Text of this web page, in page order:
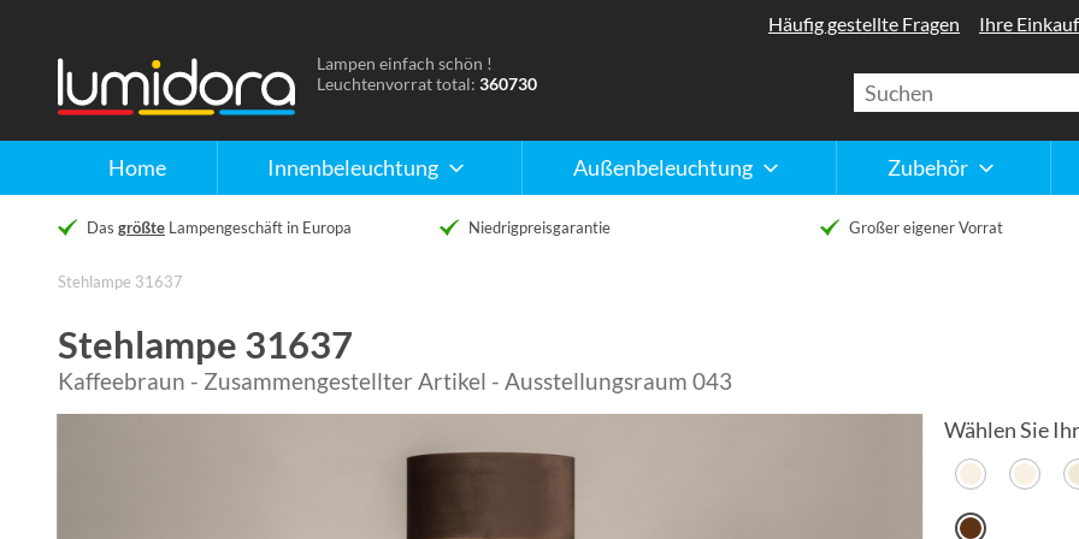
Home Innenbeleuchtung Außenbeleuchtung Zubehör
Häufig gestellte Fragen Ihre
Naar
de
Lampen einfach schön !
Leuchtenvorrat total: 360730
Das größte Lampengeschäft in Europa Niedrigpreisgarantie Großer eigener Vorrat
Stehlampe 31637
Stehlampe 31637
Kaffeebraun - Zusammengestellter Artikel - Ausstellungsraum 043
Wählen Sie